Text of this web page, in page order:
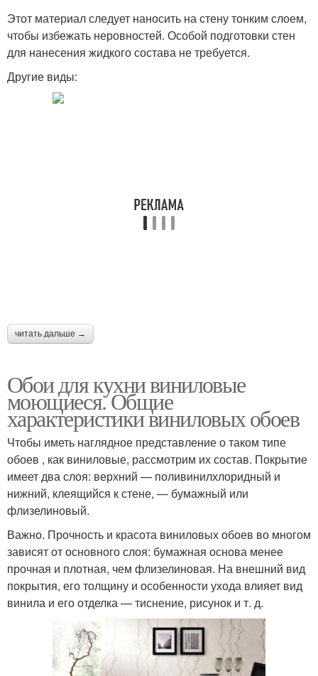
Этот материал следует наносить на стену тонким слоем,
чтобы избежать неровностей. Особой подготовки стен
для нанесения жидкого состава не требуется.
Другие виды:
читать дальше →
Обои для кухни виниловые
моющиеся. Общие
характеристики виниловых обоев
Чтобы иметь наглядное представление о таком типе
обоев , как виниловые, рассмотрим их состав. Покрытие
имеет два слоя: верхний — поливинилхлоридный и
нижний, клеящийся к стене, — бумажный или
флизелиновый.
Важно. Прочность и красота виниловых обоев во многом
зависят от основного слоя: бумажная основа менее
прочная и плотная, чем флизелиновая. На внешний вид
покрытия, его толщину и особенности ухода влияет вид
винила и его отделка — тиснение, рисунок и т. д.